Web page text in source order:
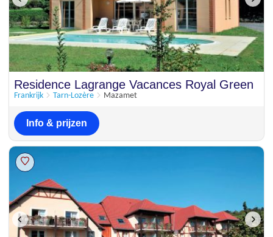
Residence Lagrange Vacances Royal Green
Frankrijk Tarn-Lozère Mazamet
Info & prijzen